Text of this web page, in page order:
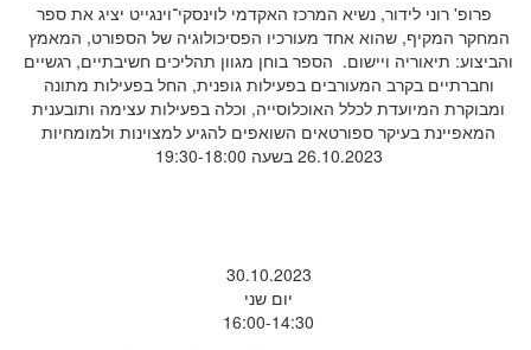
פרופ' רוני לידור, נשיא המרכז האקדמי לוינסקי־וינגייט יציג את ספר
המחקר המקיף, שהוא אחד מעורכיו הפסיכולוגיה של הספורט, המאמץ
והביצוע: תיאוריה ויישום. הספר בוחן מגוון תהליכים חשיבתיים, רגשיים
וחברתיים בקרב המעורבים בפעילות גופנית, החל בפעילות מתונה
ומבוקרת המיועדת לכלל האוכלוסייה, וכלה בפעילות עצימה ותובענית
המאפיינת בעיקר ספורטאים השואפים להגיע למצוינות ולמומחיות
26.10.2023 בשעה 19:30-18:00
30.10.2023
יום שני
16:00-14:30